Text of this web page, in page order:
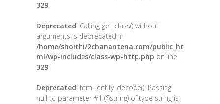
329
Deprecated: Calling get_class() without
arguments is deprecated in
/home/shoithi/2chanantena.com/public_ht
ml/wp-includes/class-wp-http.php on line
329
Deprecated: html_entity_decode(): Passing
null to parameter #1 ($string) of type string is